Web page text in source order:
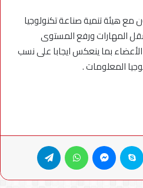
مع هيئة تنمية صناعة تكنولوجيا
المهارات ورفع المستوى
بما ينعكس ايجابا على نسب
المعلومات .
لينكدإن سكايب ماسنجر واتساب